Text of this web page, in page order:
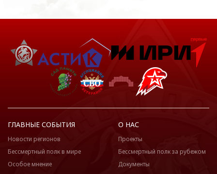
ГЛАВНЫЕ СОБЫТИЯ
Новости регионов
Бессмертный полк в мире
Особое мнение
О НАС
Проекты
Бессмертный полк за рубежом
Документы